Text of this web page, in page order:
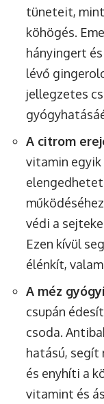
tüneteit,
köhögés.
hányingert
lévő
jellegzetes
A citrom
vitamin egyik
védi a
Ezen kívül
élénkít,
A méz
csupán
csoda.
hatású,
és enyhíti a
vitamint és